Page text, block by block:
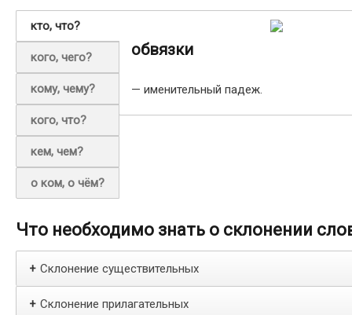
кто, что?
кого, чего?
кому, чему?
кого, что?
кем, чем?
о ком, о чём?
обвязки
— именительный падеж.
Что необходимо знать о склонении
+ Склонение существительных
+ Склонение прилагательных